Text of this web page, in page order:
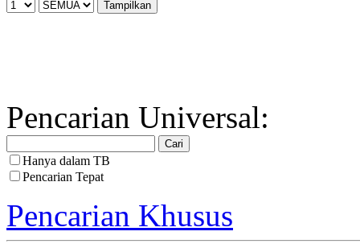
Pencarian Universal:
Hanya dalam TB
Pencarian Tepat
Pencarian Khusus